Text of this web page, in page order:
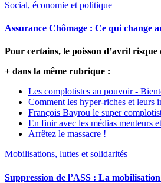
Social, économie et politique
Assurance Chômage : Ce qui change
Pour certains, le poisson d’avril risque
+ dans la même rubrique :
Les complotistes au pouvoir -
Comment les hyper-riches et leurs
François Bayrou le super
En finir avec les médias menteurs
Arrêtez le massacre !
Mobilisations, luttes et solidarités
Suppression de l’ASS : La mobilisation